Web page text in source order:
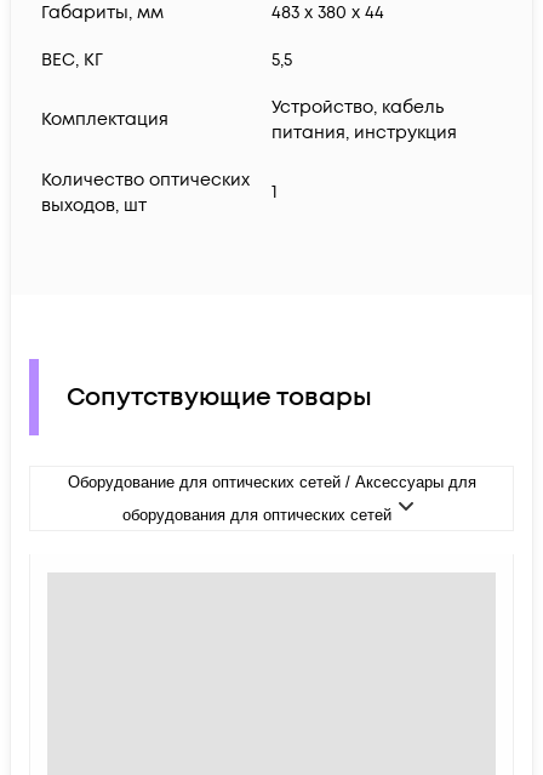
Габариты, мм 483 x 380 x 44
ВЕС, КГ 5,5
Комплектация
Устройство, кабель
питания, инcтрукция
Количество оптических
выходов, шт
1
Сопутствующие товары
Оборудование для оптических сетей / Аксессуары для
оборудования для оптических сетей